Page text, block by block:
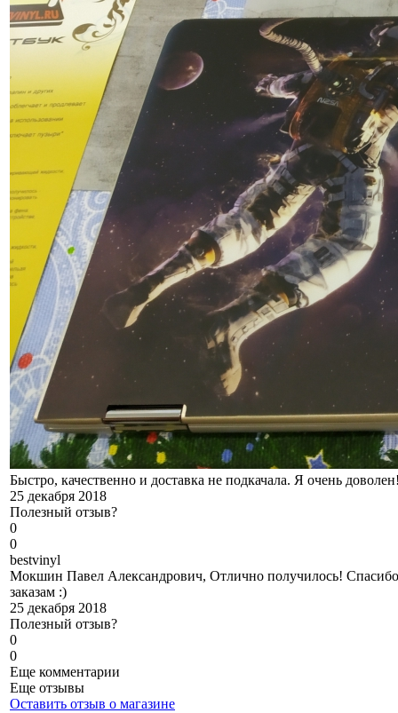
Быстро, качественно и доставка не подкачала. Я очень
25 декабря 2018
Полезный отзыв?
0
0
bestvinyl
Мокшин Павел Александрович, Отлично получилось!
заказам :)
25 декабря 2018
Полезный отзыв?
0
0
Еще комментарии
Еще отзывы
Оставить отзыв о магазине